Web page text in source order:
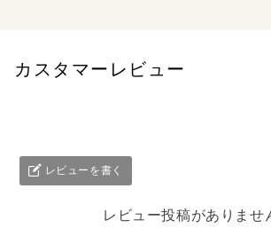
カスタマーレビュー
レビューを書く
レビュー投稿がありませ